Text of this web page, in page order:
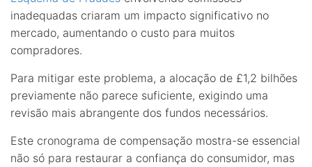
inadequadas criaram um impacto significativo no
mercado, aumentando o custo para muitos
compradores.
Para mitigar este problema, a alocação de £1,2 bilhões
previamente não parece suficiente, exigindo uma
revisão mais abrangente dos fundos necessários.
Este cronograma de compensação mostra-se essencial
não só para restaurar a confiança do consumidor, mas